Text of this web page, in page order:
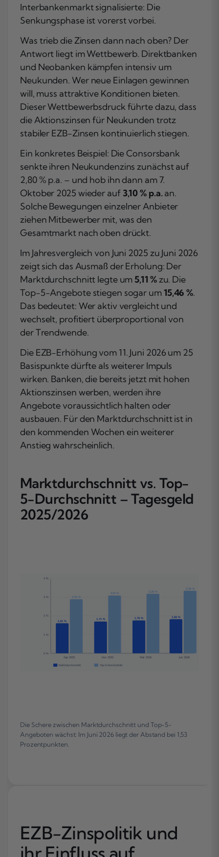
Interbankenmarkt signalisierte: Die
Senkungsphase ist vorerst vorbei.
Was trieb die Zinsen dann nach oben? Der
Antwort liegt im Wettbewerb. Direktbanken
und Neobanken kämpfen intensiv um
Neukunden. Wer neue Einlagen gewinnen
will, muss attraktive Konditionen bieten.
Dieser Wettbewerbsdruck führte dazu, dass
die Aktionszinsen für Neukunden trotz
stabiler EZB-Zinsen kontinuierlich stiegen.
Ein konkretes Beispiel: Die Consorsbank
senkte ihren Neukundenzins zunächst auf
2,80 % p.a. – und hob ihn dann am 7.
Oktober 2025 wieder auf 3,10 % p.a. an.
Solche Bewegungen einzelner Anbieter
ziehen Mitbewerber mit, was den
Gesamtmarkt nach oben drückt.
Im Jahresvergleich von Juni 2025 zu Juni 2026
zeigt sich das Ausmaß der Erholung: Der
Marktdurchschnitt legte um 5,11 %zu. Die
Top-5-Angebote stiegen sogar um15,46 %.
Das bedeutet: Wer aktiv vergleicht und
wechselt, profitiert überproportional von
der Trendwende.
Die EZB-Erhöhung vom 11. Juni 2026 um 25
Basispunkte dürfte als weiterer Impuls
wirken. Banken, die bereits jetzt mit hohen
Aktionszinsen werben, werden ihre
Angebote voraussichtlich halten oder
ausbauen. Für den Marktdurchschnitt ist in
den kommenden Wochen ein weiterer
Anstieg wahrscheinlich.
Marktdurchschnitt vs. Top-
5-Durchschnitt – Tagesgeld
2025/2026
0 %
1 %
2 %
3 %
4 %
1,61 %
2,91 %
Sep 2025
1,71 %
3,10 %
Dez 2025
1,76 %
3,20 %
Mär 2026
1,83 %
3,36 %
Jun 2026
Marktdurchschnitt Top-5-Durchschnitt
Die Schere zwischen Marktdurchschnitt und Top-5-
Angeboten wächst: Im Juni 2026 liegt der Abstand bei 1,53
Prozentpunkten.
EZB-Zinspolitik und